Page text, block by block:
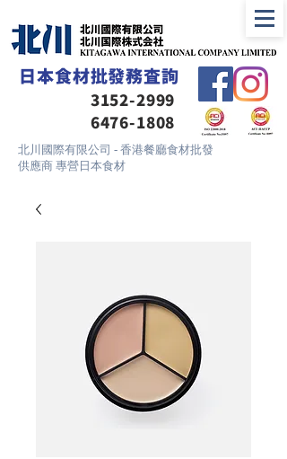
北川國際有限公司 - 香港餐廳食材批發
供應商 專營日本食材
日本食材批發務査詢
3152-2999
6476-1808